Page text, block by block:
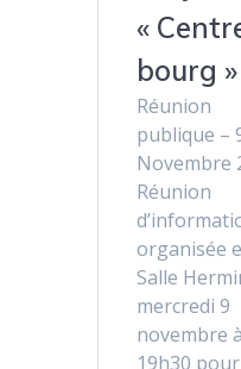
«
bourg »
Réunion
publique –
Novembre
Réunion
organisée
Salle
mercredi 9
novembre à
19h30 pour